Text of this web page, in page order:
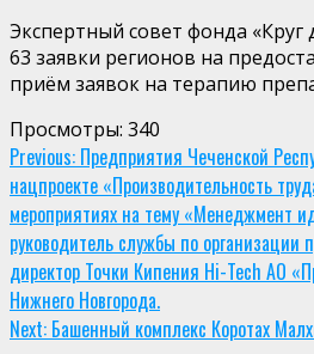
Экспертный совет фонда «Круг
63 заявки регионов на
приём заявок на терапию
Просмотры: 340
Continue
Reading
Previous: Предприятия Чеченской
нацпроекте «Производительность
мероприятиях на тему «Менеджмент
руководитель службы по организации
директор Точки Кипения Hi-Tech АО
Нижнего Новгорода.
Next: Башенный комплекс Коротах